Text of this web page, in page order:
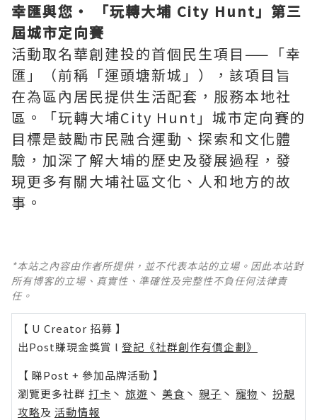
幸匯與您・ 「玩轉大埔 City Hunt」第三
屆城市定向賽
活動取名華創建投的首個民生項目——「幸
匯」（前稱「運頭塘新城」），該項目旨
在為區內居民提供生活配套，服務本地社
區。「玩轉大埔City Hunt」城市定向賽的
目標是鼓勵市民融合運動、探索和文化體
驗，加深了解大埔的歷史及發展過程，發
現更多有關大埔社區文化、人和地方的故
事。
*本站之內容由作者所提供，並不代表本站的立場。因此本站對
所有博客的立場、真實性、準確性及完整性不負任何法律責
任。
【 U Creator 招募 】
出Post賺現金獎賞 l 登記《社群創作有價企劃》
【 睇Post + 參加品牌活動 】
瀏覽更多社群 打卡 丶 旅遊 丶 美食 丶 親子 丶 寵物 丶 扮靚
攻略及 活動情報